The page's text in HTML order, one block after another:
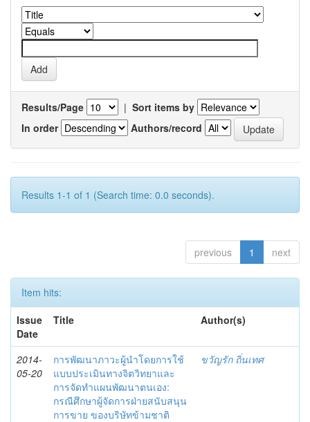
Results/Page | Sort items by
In order
Authors/record
Results 1-1 of 1 (Search time: 0.0 seconds).
previous 1 next
Item hits:
Issue
Date
Title Author(s)
2014-
05-20
การพัฒนาภาวะผู้นำโดยการใช้
แบบประเมินทางจิตวิทยาและ
การจัดทำแผนพัฒนาตนเอง:
กรณีศึกษาผู้จัดการฝ่ายสนับสนุน
การขาย ของบริษัทข้ามชาติ
ขวัญรัก ถิ่นเทศ